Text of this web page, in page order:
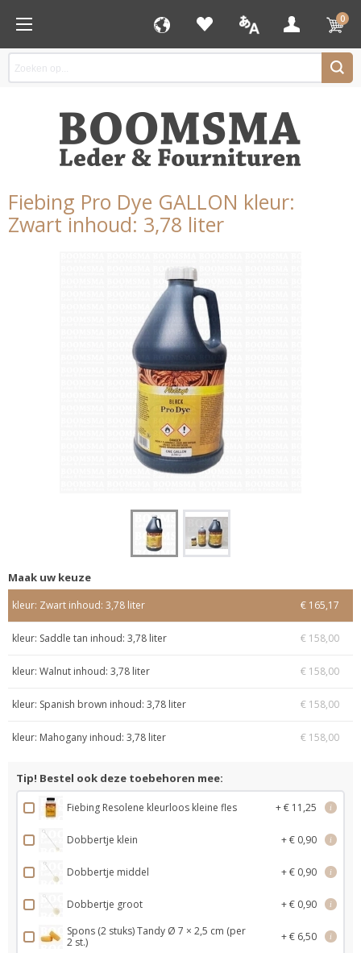
0
Fiebing Pro Dye GALLON kleur:
Zwart inhoud: 3,78 liter
Maak uw keuze
kleur: Zwart inhoud: 3,78 liter € 165,17
kleur: Saddle tan inhoud: 3,78 liter € 158,00
kleur: Walnut inhoud: 3,78 liter € 158,00
kleur: Spanish brown inhoud: 3,78 liter € 158,00
kleur: Mahogany inhoud: 3,78 liter € 158,00
Tip! Bestel ook deze toebehoren mee:
Fiebing Resolene kleurloos kleine fles + € 11,25 i
Dobbertje klein + € 0,90 i
Dobbertje middel + € 0,90 i
Dobbertje groot + € 0,90 i
Spons (2 stuks) Tandy Ø 7 × 2,5 cm (per
2 st.)
+ € 6,50 i